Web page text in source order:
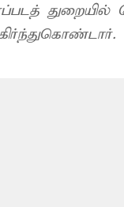
துறையில்